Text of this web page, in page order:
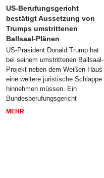
US-Berufungsgericht
bestätigt Aussetzung von
Trumps umstrittenen
Ballsaal-Plänen
US-Präsident Donald Trump hat
bei seinem umstrittenen Ballsaal-
Projekt neben dem Weißen Haus
eine weitere juristische Schlappe
hinnehmen müssen. Ein
Bundesberufungsgericht
MEHR